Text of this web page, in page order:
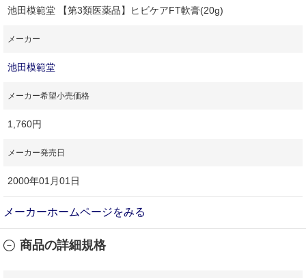
池田模範堂 【第3類医薬品】ヒビケアFT軟膏(20g)
メーカー
池田模範堂
メーカー希望小売価格
1,760円
メーカー発売日
2000年01月01日
メーカーホームページをみる
商品の詳細規格